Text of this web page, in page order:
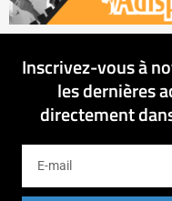
Inscrivez-vous à
les dernières
directement